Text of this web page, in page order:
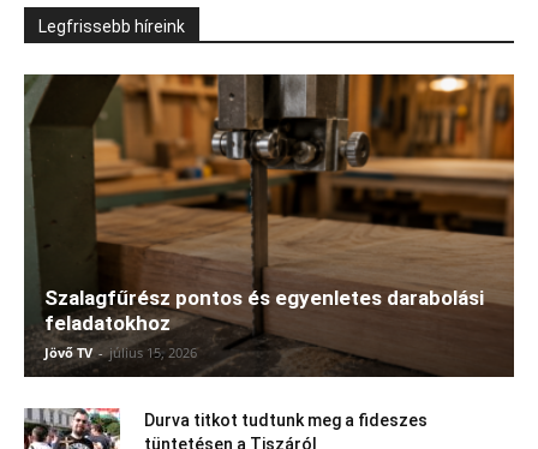
Legfrissebb híreink
Szalagfűrész pontos és egyenletes darabolási
feladatokhoz
Jövő TV - július 15, 2026
Durva titkot tudtunk meg a fideszes
tüntetésen a Tiszáról